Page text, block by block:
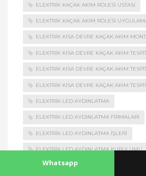
ELEKTRIK KAÇAK AKIM RÖLESI USTASI
ELEKTRIK KAÇAK AKIM RÖLESI
ELEKTRIK KISA DEVRE KAÇAK AKIM
ELEKTRIK KISA DEVRE KAÇAK AKIM
ELEKTRIK KISA DEVRE KAÇAK AKIM
ELEKTRIK KISA DEVRE KAÇAK AKIM
ELEKTRIK LED AYDINLATMA
ELEKTRIK LED AYDINLATMA FIRMALARI
ELEKTRIK LED AYDINLATMA İŞLERI
ELEKTRIK LED AYDINLATMA KURULUMU
ELEKTRIK LED AYDINLATMA MONTAJI
Whatsapp